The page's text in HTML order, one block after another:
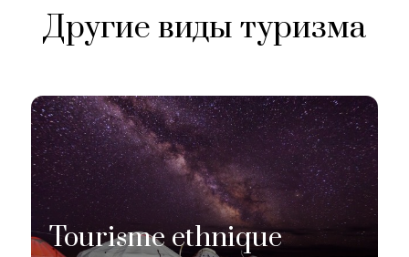
Другие виды туризма
Tourisme ethnique